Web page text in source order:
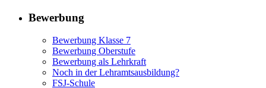
Bewerbung
Bewerbung Klasse 7
Bewerbung Oberstufe
Bewerbung als Lehrkraft
Noch in der Lehramtsausbildung?
FSJ-Schule